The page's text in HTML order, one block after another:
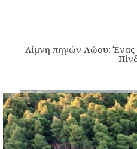
Λίμνη πηγών Αώου: Ένας